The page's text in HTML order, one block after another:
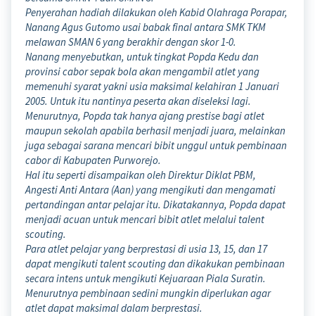
Penyerahan hadiah dilakukan oleh Kabid Olahraga Porapar,
Nanang Agus Gutomo usai babak final antara SMK TKM
melawan SMAN 6 yang berakhir dengan skor 1-0.
Nanang menyebutkan, untuk tingkat Popda Kedu dan
provinsi cabor sepak bola akan mengambil atlet yang
memenuhi syarat yakni usia maksimal kelahiran 1 Januari
2005. Untuk itu nantinya peserta akan diseleksi lagi.
Menurutnya, Popda tak hanya ajang prestise bagi atlet
maupun sekolah apabila berhasil menjadi juara, melainkan
juga sebagai sarana mencari bibit unggul untuk pembinaan
cabor di Kabupaten Purworejo.
Hal itu seperti disampaikan oleh Direktur Diklat PBM,
Angesti Anti Antara (Aan) yang mengikuti dan mengamati
pertandingan antar pelajar itu. Dikatakannya, Popda dapat
menjadi acuan untuk mencari bibit atlet melalui talent
scouting.
Para atlet pelajar yang berprestasi di usia 13, 15, dan 17
dapat mengikuti talent scouting dan dikakukan pembinaan
secara intens untuk mengikuti Kejuaraan Piala Suratin.
Menurutnya pembinaan sedini mungkin diperlukan agar
atlet dapat maksimal dalam berprestasi.